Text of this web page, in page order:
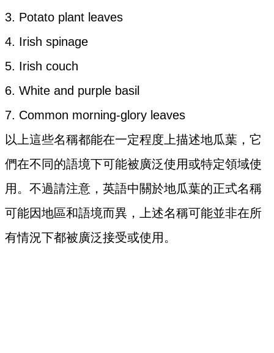
3. Potato plant leaves
4. Irish spinage
5. Irish couch
6. White and purple basil
7. Common morning-glory leaves
以上這些名稱都能在一定程度上描述地瓜葉，它
們在不同的語境下可能被廣泛使用或特定領域使
用。不過請注意，英語中關於地瓜葉的正式名稱
可能因地區和語境而異，上述名稱可能並非在所
有情況下都被廣泛接受或使用。